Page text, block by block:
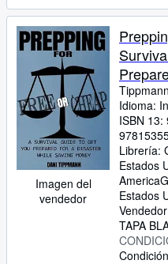
Imagen del
vendedor
Saving
Idioma:
ISBN 13:
Librería:
Estados
America
Estados
TAPA